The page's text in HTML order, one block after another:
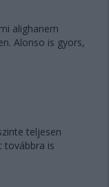
alighanem
Alonso is gyors,
teljesen
továbbra is